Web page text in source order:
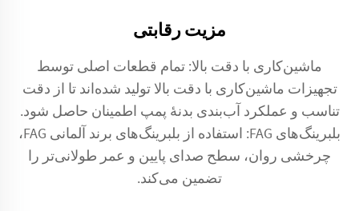
مزیت رقابتی
ماشین‌کاری با دقت بالا: تمام قطعات اصلی توسط
تجهیزات ماشین‌کاری با دقت بالا تولید شده‌اند تا از دقت
تناسب و عملکرد آب‌بندی بدنهٔ پمپ اطمینان حاصل شود.
بلبرینگ‌های FAG: استفاده از بلبرینگ‌های برند آلمانی FAG،
چرخشی روان، سطح صدای پایین و عمر طولانی‌تر را
تضمین می‌کند.